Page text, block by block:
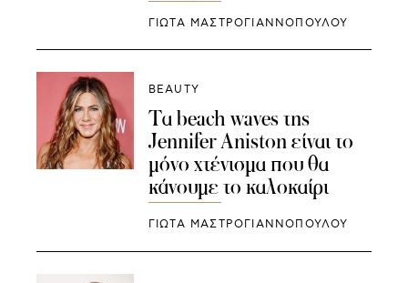
ΓΙΩΤΑ ΜΑΣΤΡΟΓΙΑΝΝΟΠΟΥΛΟΥ
BEAUTY
Τα beach waves της
Jennifer Aniston είναι το
μόνο χτένισμα που θα
κάνουμε το καλοκαίρι
ΓΙΩΤΑ ΜΑΣΤΡΟΓΙΑΝΝΟΠΟΥΛΟΥ